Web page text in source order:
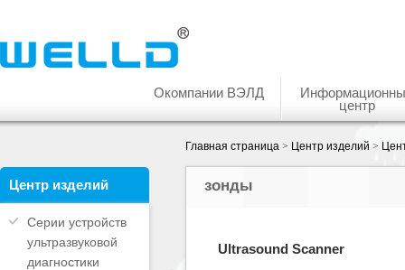
Окомпании ВЭЛД
центр
Центр изделий
Серии устройств
ультразвуковой
диагностики
Главная страница > Центр изделий >
зонды
Ultrasound Scanner